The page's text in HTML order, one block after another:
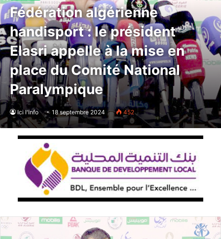
Fédération algérienne
handisport : le président
Elasri appelle à la mise en
place du Comité National
Paralympique
Ici l'Info 18 septembre 2024 452